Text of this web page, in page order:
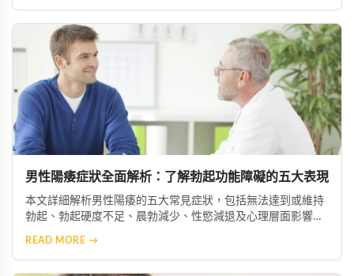
男性陽痿症狀全面解析：了解勃起功能障礙的五大表現
本文詳細解析男性陽痿的五大常見症狀，包括無法達到或維持
勃起、勃起硬度不足、晨勃減少、性慾減退及心理層面影響。
READ MORE →